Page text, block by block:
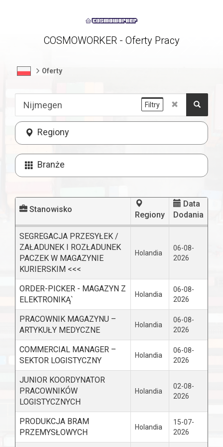
COSMOWORKER - Oferty Pracy
Oferty
Regiony
Branże
Filtry
Stanowisko
Regiony
Data
Dodania
SEGREGACJA PRZESYŁEK /
ZAŁADUNEK I ROZŁADUNEK
PACZEK W MAGAZYNIE
KURIERSKIM <<<
Holandia
06-08-
2026
ORDER-PICKER - MAGAZYN Z
ELEKTRONIKĄ`
Holandia
06-08-
2026
PRACOWNIK MAGAZYNU –
ARTYKUŁY MEDYCZNE
Holandia
06-08-
2026
COMMERCIAL MANAGER –
SEKTOR LOGISTYCZNY
Holandia
06-08-
2026
JUNIOR KOORDYNATOR
PRACOWNIKÓW
LOGISTYCZNYCH
Holandia
02-08-
2026
PRODUKCJA BRAM
PRZEMYSŁOWYCH
Holandia
15-07-
2026